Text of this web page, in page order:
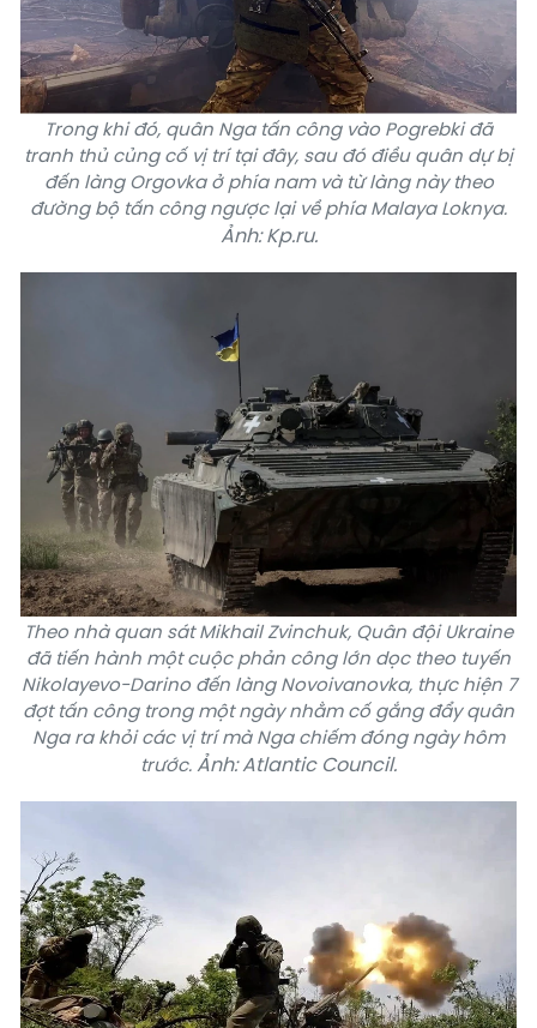
Trong khi đó, quân Nga tấn công vào Pogrebki đã
tranh thủ củng cố vị trí tại đây, sau đó điều quân dự bị
đến làng Orgovka ở phía nam và từ làng này theo
đường bộ tấn công ngược lại về phía Malaya Loknya.
Ảnh: Kp.ru.
Theo nhà quan sát Mikhail Zvinchuk, Quân đội Ukraine
đã tiến hành một cuộc phản công lớn dọc theo tuyến
Nikolayevo-Darino đến làng Novoivanovka, thực hiện 7
đợt tấn công trong một ngày nhằm cố gắng đẩy quân
Nga ra khỏi các vị trí mà Nga chiếm đóng ngày hôm
trước.Ảnh: Atlantic Council.